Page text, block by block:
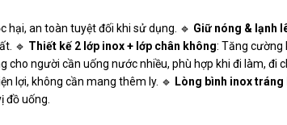
hại, an toàn tuyệt đối khi sử dụng. 🔹 Giữ nóng & lạnh
🔹 Thiết kế 2 lớp inox + lớp chân không: Tăng cường
cho người cần uống nước nhiều, phù hợp khi đi làm, đi
lợi, không cần mang thêm ly. 🔹 Lòng bình inox tráng
đồ uống.